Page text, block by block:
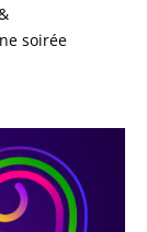
soirée